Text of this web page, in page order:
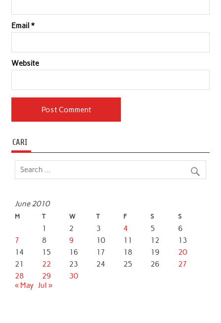
Email *
Website
CARI
June 2010
M T W T F S S
1 2 3 4 5
6
7
8 9 10 11 12
13
14
15 16 17 18 19
20
21
22 23 24 25 26
27
28
29
30
« May Jul »